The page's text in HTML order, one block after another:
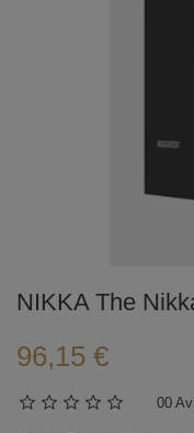
NIKKA The
96,15 €
00